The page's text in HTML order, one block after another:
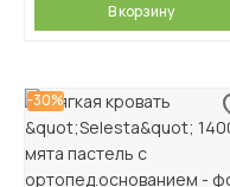
В корзину
-30%